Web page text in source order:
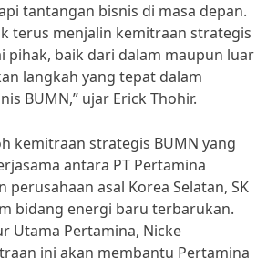
tantangan bisnis di masa depan.
terus menjalin kemitraan strategis
pihak, baik dari dalam maupun luar
langkah yang tepat dalam
BUMN,” ujar Erick Thohir.
kemitraan strategis BUMN yang
antara PT Pertamina
perusahaan asal Korea Selatan, SK
bidang energi baru terbarukan.
Utama Pertamina, Nicke
ini akan membantu Pertamina